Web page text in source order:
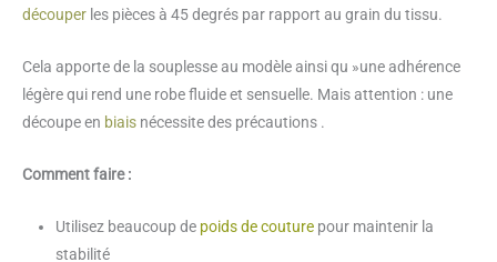
découper les pièces à 45 degrés par rapport au grain du tissu.
Cela apporte de la souplesse au modèle ainsi qu »une adhérence
légère qui rend une robe fluide et sensuelle. Mais attention : une
découpe en biais nécessite des précautions .
Comment faire :
Utilisez beaucoup de poids de couture pour maintenir la
stabilité